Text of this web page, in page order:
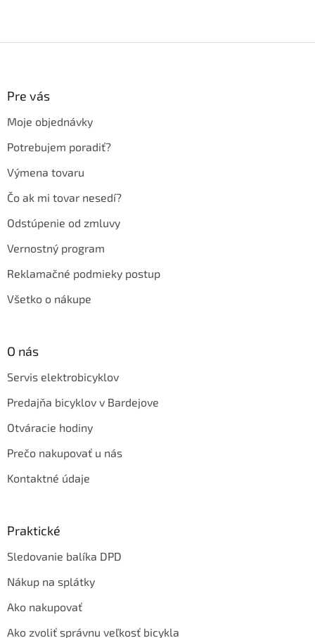
Pre vás
Moje objednávky
Potrebujem poradiť?
Výmena tovaru
Čo ak mi tovar nesedí?
Odstúpenie od zmluvy
Vernostný program
Reklamačné podmieky postup
Všetko o nákupe
O nás
Servis elektrobicyklov
Predajňa bicyklov v Bardejove
Otváracie hodiny
Prečo nakupovať u nás
Kontaktné údaje
Praktické
Sledovanie balíka DPD
Nákup na splátky
Ako nakupovať
Ako zvoliť správnu veľkosť bicykla